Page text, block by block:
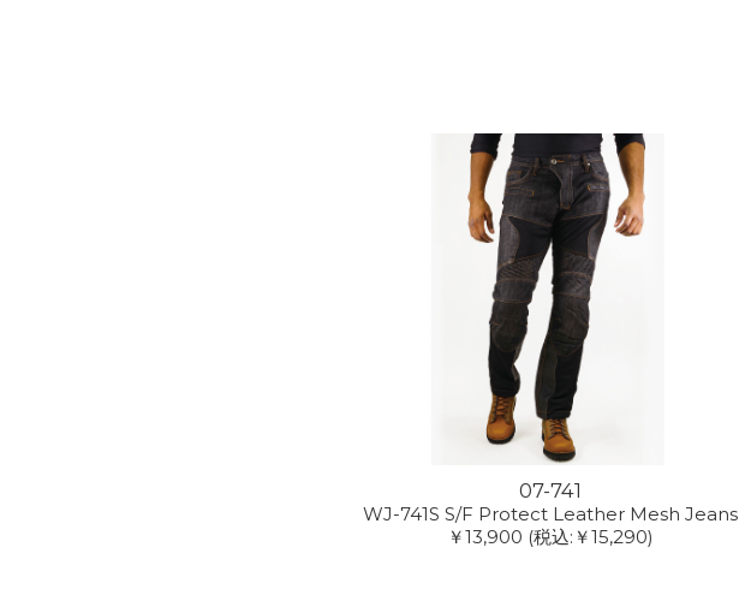
07-741
WJ-741S S/F Protect Leather Mesh Jeans
￥13,900 (税込:￥15,290)